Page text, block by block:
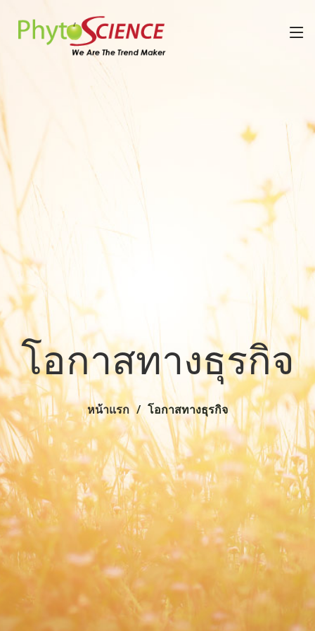
โอกาสทางธุรกิจ
หน้าแรก โอกาสทางธุรกิจ